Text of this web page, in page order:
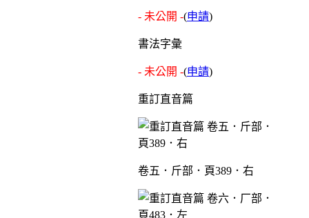
- 未公開 -(申請)
書法字彙
- 未公開 -(申請)
重訂直音篇
卷五．斤部．頁389．右